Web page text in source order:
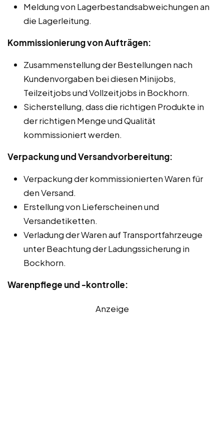
Meldung von Lagerbestandsabweichungen an
die Lagerleitung.
Kommissionierung von Aufträgen:
Zusammenstellung der Bestellungen nach
Kundenvorgaben bei diesen Minijobs,
Teilzeitjobs und Vollzeitjobs in Bockhorn.
Sicherstellung, dass die richtigen Produkte in
der richtigen Menge und Qualität
kommissioniert werden.
Verpackung und Versandvorbereitung:
Verpackung der kommissionierten Waren für
den Versand.
Erstellung von Lieferscheinen und
Versandetiketten.
Verladung der Waren auf Transportfahrzeuge
unter Beachtung der Ladungssicherung in
Bockhorn.
Warenpflege und -kontrolle:
Anzeige